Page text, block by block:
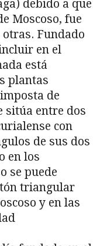
de­bido a que
Moscoso, fue
Fundado
en el
está
plantas
de
sitúa entre dos
con
de sus dos
en los
se puede
triangular
y en las